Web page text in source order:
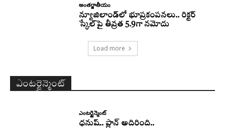
అంతర్జాతీయం
న్యూజిలాండ్‌లో భూప్రకంపనలు.. రిక్టర్‌
స్కేల్‌పై తీవ్రత 5.9గా నమోదు
Load more
ఎంటర్టైన్మెంట్
ఎంటర్టైన్మెంట్
ధనుష్‌.. ప్లాన్ అదిరింది..